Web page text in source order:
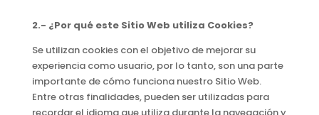
2.- ¿Por qué este Sitio Web utiliza Cookies?
Se utilizan cookies con el objetivo de mejorar su
experiencia como usuario, por lo tanto, son una parte
importante de cómo funciona nuestro Sitio Web.
Entre otras finalidades, pueden ser utilizadas para